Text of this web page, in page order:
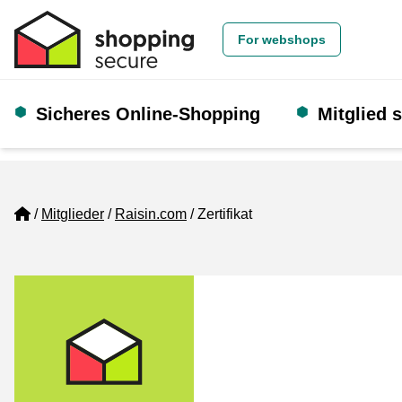
For webshops
Sicheres Online-Shopping Mitglied
Home
Mitglieder Raisin.com Zertifikat